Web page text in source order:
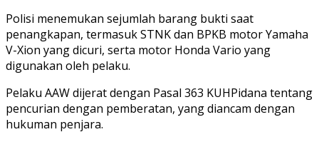
Polisi menemukan sejumlah barang bukti saat
penangkapan, termasuk STNK dan BPKB motor Yamaha
V-Xion yang dicuri, serta motor Honda Vario yang
digunakan oleh pelaku.
Pelaku AAW dijerat dengan Pasal 363 KUHPidana tentang
pencurian dengan pemberatan, yang diancam dengan
hukuman penjara.